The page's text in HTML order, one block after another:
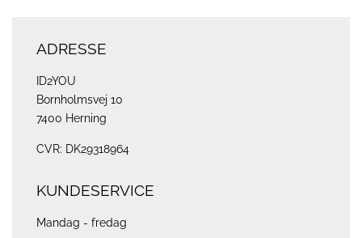
ADRESSE
ID2YOU
Bornholmsvej 10
7400 Herning
CVR: DK29318964
KUNDESERVICE
Mandag - fredag